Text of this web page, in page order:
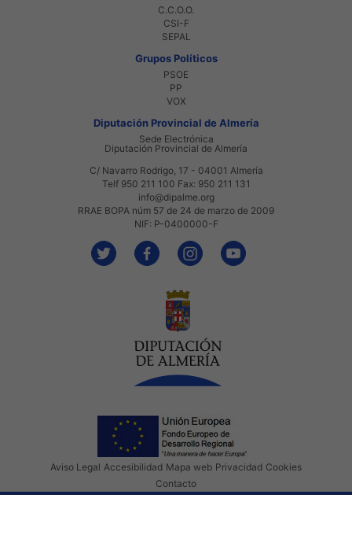
C.C.O.O.
CSI-F
SEPAL
Grupos Políticos
PSOE
PP
VOX
Diputación Provincial de Almería
Sede Electrónica
Diputación Provincial de Almería
C/ Navarro Rodrigo, 17 - 04001 Almería
Telf 950 211 100 Fax: 950 211 131
info@dipalme.org
RRAE BOPA núm 57 de 24 de marzo de 2009
NIF: P-0400000-F
Aviso Legal Accesibilidad Mapa web Privacidad Cookies
Contacto